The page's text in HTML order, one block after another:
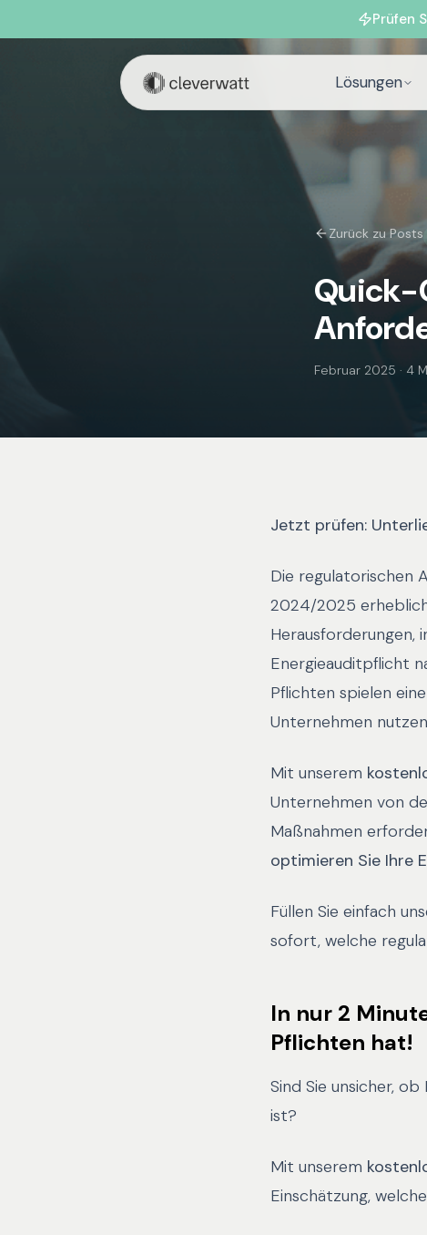
Prüfen
Lösungen
Zurück zu Posts
Quick-
Februar 2025 · 4
Jetzt prüfen:
Die regulatorischen
2024/2025
Herausforderungen,
Energieauditpflicht
Pflichten spielen
Unternehmen
Mit unserem
Unternehmen von
Maßnahmen
optimieren Sie Ihre
Füllen Sie einfach
sofort, welche
In nur 2
Pflichten hat!
Sind Sie unsicher,
ist?
Mit unserem
Einschätzung,